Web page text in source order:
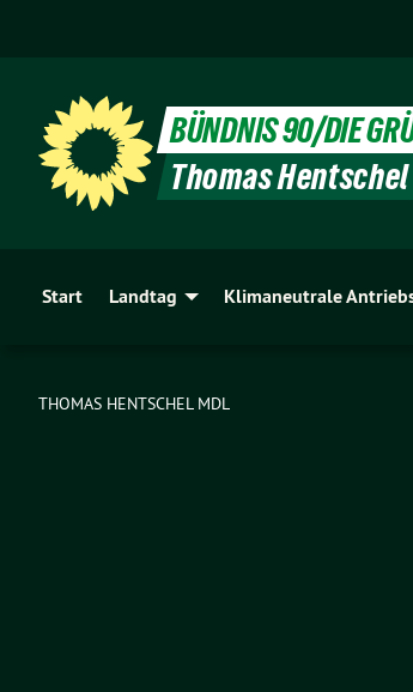
BÜNDNIS 90/DIE
Thomas Hentschel
Start Landtag Klimaneutrale
THOMAS HENTSCHEL MDL